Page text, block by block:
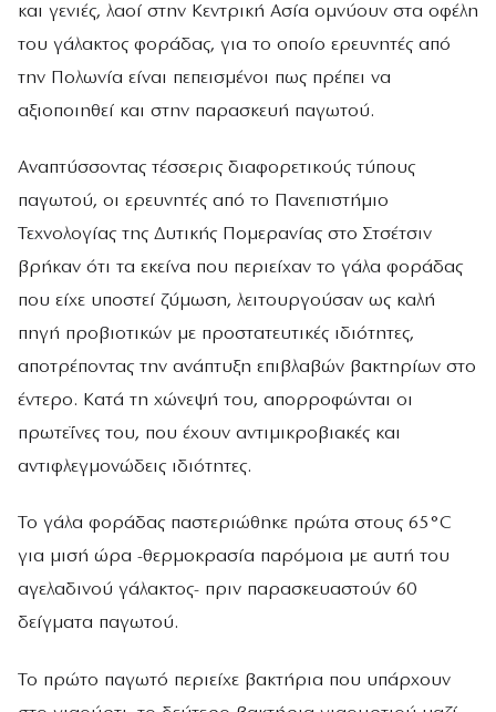
και γενιές, λαοί στην Κεντρική Ασία ομνύουν στα οφέλη
του γάλακτος φοράδας, για το οποίο ερευνητές από
την Πολωνία είναι πεπεισμένοι πως πρέπει να
αξιοποιηθεί και στην παρασκευή παγωτού.
Αναπτύσσοντας τέσσερις διαφορετικούς τύπους
παγωτού, οι ερευνητές από το Πανεπιστήμιο
Τεχνολογίας της Δυτικής Πομερανίας στο Στσέτσιν
βρήκαν ότι τα εκείνα που περιείχαν το γάλα φοράδας
που είχε υποστεί ζύμωση, λειτουργούσαν ως καλή
πηγή προβιοτικών με προστατευτικές ιδιότητες,
αποτρέποντας την ανάπτυξη επιβλαβών βακτηρίων στο
έντερο. Κατά τη χώνεψή του, απορροφώνται οι
πρωτεΐνες του, που έχουν αντιμικροβιακές και
αντιφλεγμονώδεις ιδιότητες.
Το γάλα φοράδας παστεριώθηκε πρώτα στους 65°C
για μισή ώρα -θερμοκρασία παρόμοια με αυτή του
αγελαδινού γάλακτος- πριν παρασκευαστούν 60
δείγματα παγωτού.
Το πρώτο παγωτό περιείχε βακτήρια που υπάρχουν